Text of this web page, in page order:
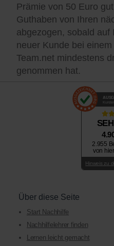
Prämie von 50 Euro
Guthaben von Ihren
abgezogen, sobald auf
neuer Kunde bei
Team.net mindestens
genommen hat.
2.955
von
Hinweis zu
Über diese Seite
Start Nachhilfe
Nachhilfelehrer finden
Lernen leicht gemacht